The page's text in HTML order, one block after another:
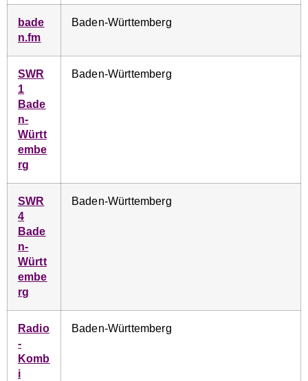
bade
n.fm
Baden-Württemberg
SWR
1
Bade
n-
Württ
embe
rg
Baden-Württemberg
SWR
4
Bade
n-
Württ
embe
rg
Baden-Württemberg
Radio
-
Komb
i
Baden-Württemberg